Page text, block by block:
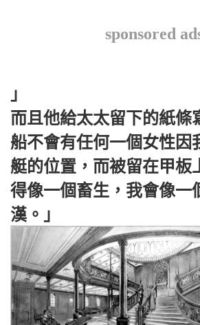
sponsored
」
而且他給太太留下的紙條
船不會有任何一個女性因
艇的位置，而被留在甲板
得像一個畜生，我會像一
漢。」